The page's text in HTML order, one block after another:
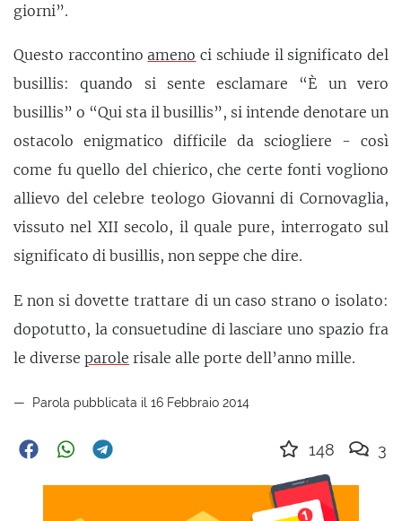
giorni”.
Questo raccontinoameno ci schiude il significato del
busillis: quando si sente esclamare “È un vero
busillis” o “Qui sta il busillis”, si intende denotare un
ostacolo enigmatico difficile da sciogliere - così
come fu quello del chierico, che certe fonti vogliono
allievo del celebre teologo Giovanni di Cornovaglia,
vissuto nel XII secolo, il quale pure, interrogato sul
significato di busillis, non seppe che dire.
E non si dovette trattare di un caso strano o isolato:
dopotutto, la consuetudine di lasciare uno spazio fra
le diverse parole risale alle porte dell’anno mille.
Parola pubblicata il 16 Febbraio 2014
148 3